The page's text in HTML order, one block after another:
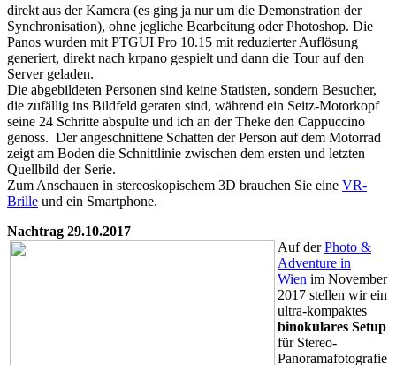
direkt aus der Kamera (es ging ja nur um die Demonstration der
Synchronisation), ohne jegliche Bearbeitung oder Photoshop. Die
Panos wurden mit PTGUI Pro 10.15 mit reduzierter Auflösung
generiert, direkt nach krpano gespielt und dann die Tour auf den
Server geladen.
Die abgebildeten Personen sind keine Statisten, sondern Besucher,
die zufällig ins Bildfeld geraten sind, während ein Seitz-Motorkopf
seine 24 Schritte abspulte und ich an der Theke den Cappuccino
genoss. Der angeschnittene Schatten der Person auf dem Motorrad
zeigt am Boden die Schnittlinie zwischen dem ersten und letzten
Quellbild der Serie.
Zum Anschauen in stereoskopischem 3D brauchen Sie eine VR-
Brille und ein Smartphone.
Nachtrag 29.10.2017
Auf derPhoto &
Adventure in
Wien im November
2017 stellen wirein
ultra-kompaktes
binokulares Setup
für Stereo-
Panoramafotografie